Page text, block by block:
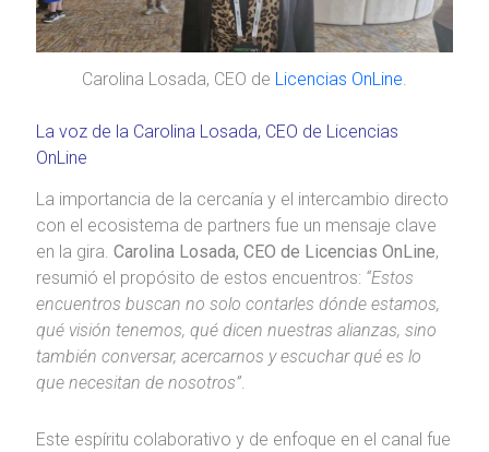
Carolina Losada, CEO de Licencias OnLine
La voz de la Carolina Losada, CEO de Licencias
OnLine
La importancia de la cercanía y el intercambio directo
con el ecosistema de partners fue un mensaje clave
en la gira. Carolina Losada, CEO de Licencias OnLine,
resumió el propósito de estos encuentros: “Estos
encuentros buscan no solo contarles dónde estamos,
qué visión tenemos, qué dicen nuestras alianzas, sino
también conversar, acercarnos y escuchar qué es lo
que necesitan de nosotros”.
Este espíritu colaborativo y de enfoque en el canal fue